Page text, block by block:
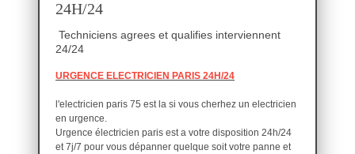
24H/24
Techniciens agrees et qualifies interviennent
24/24
URGENCE ELECTRICIEN PARIS 24H/24
l'electricien paris 75 est la si vous cherhez un electricien
en urgence.
Urgence électricien paris est a votre disposition 24h/24
et 7j/7 pour vous dépanner quelque soit votre panne et